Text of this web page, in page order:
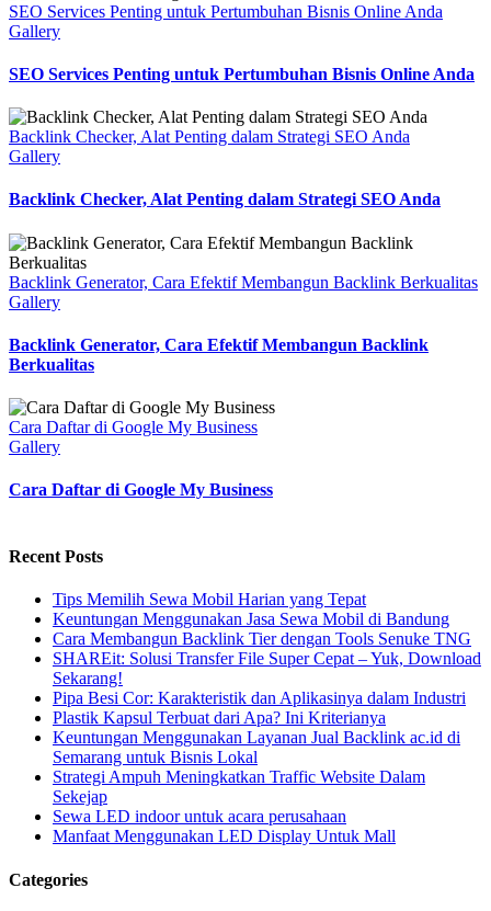
SEO Services Penting untuk Pertumbuhan Bisnis Online Anda
Gallery
SEO Services Penting untuk Pertumbuhan Bisnis Online Anda
Backlink Checker, Alat Penting dalam Strategi SEO Anda
Gallery
Backlink Checker, Alat Penting dalam Strategi SEO Anda
Backlink Generator, Cara Efektif Membangun Backlink Berkualitas
Gallery
Backlink Generator, Cara Efektif Membangun Backlink
Berkualitas
Cara Daftar di Google My Business
Gallery
Cara Daftar di Google My Business
Recent Posts
Tips Memilih Sewa Mobil Harian yang Tepat
Keuntungan Menggunakan Jasa Sewa Mobil di Bandung
Cara Membangun Backlink Tier dengan Tools Senuke TNG
SHAREit: Solusi Transfer File Super Cepat – Yuk, Download
Sekarang!
Pipa Besi Cor: Karakteristik dan Aplikasinya dalam Industri
Plastik Kapsul Terbuat dari Apa? Ini Kriterianya
Keuntungan Menggunakan Layanan Jual Backlink ac.id di
Semarang untuk Bisnis Lokal
Strategi Ampuh Meningkatkan Traffic Website Dalam
Sekejap
Sewa LED indoor untuk acara perusahaan
Manfaat Menggunakan LED Display Untuk Mall
Categories